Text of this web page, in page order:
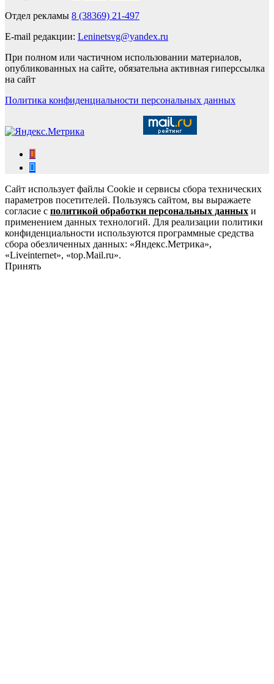
Отдел рекламы 8 (38369) 21-497
E-mail редакции: Leninetsvg@yandex.ru
При полном или частичном использовании материалов,
опубликованных на сайте, обязательна активная гиперссылка
на сайт
Политика конфиденциальности персональных данных
Сайт использует файлы Cookie и сервисы сбора технических
параметров посетителей. Пользуясь сайтом, вы выражаете
согласие с политикой обработки персональных данных и
применением данных технологий. Для реализации политики
конфиденциальности используются программные средства
сбора обезличенных данных: «Яндекс.Метрика»,
«Liveinternet», «top.Mail.ru».
Принять